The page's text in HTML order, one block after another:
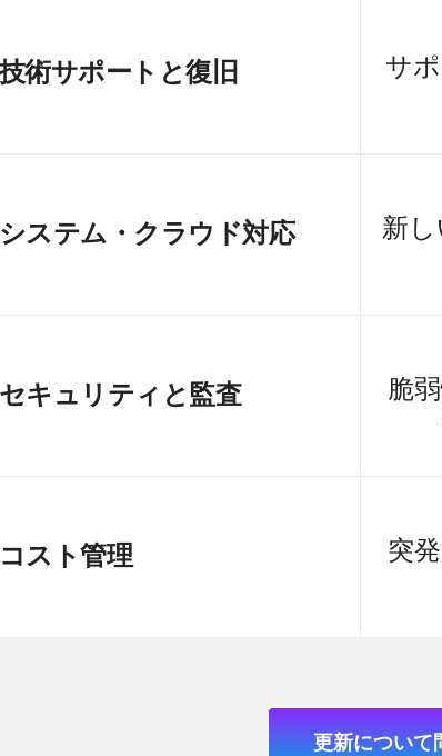
術サポートと復旧
サ
システム・クラウド対応
新
セキュリティと監査
脆
コスト管理
突
更新について